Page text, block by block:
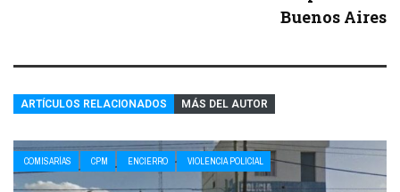
Buenos Aires
ARTÍCULOS RELACIONADOS MÁS DEL AUTOR
COMISARÍAS CPM ENCIERRO VIOLENCIA POLICIAL